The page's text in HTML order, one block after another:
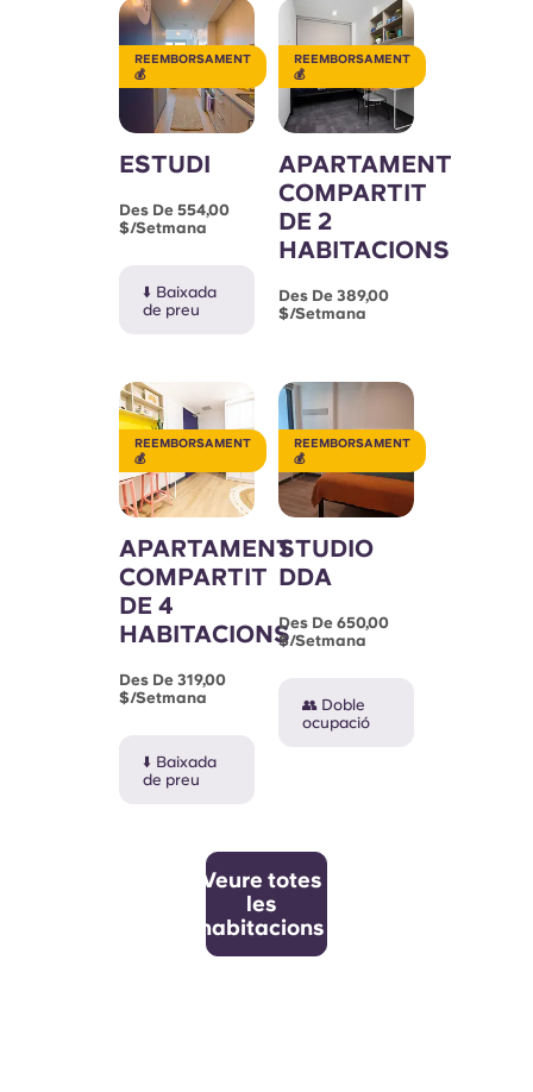
Portuguese
REEMBORSAMENT
💰
ESTUDI
Des De 554,00
$/setmana
⬇️ Baixada
de preu
REEMBORSAMENT
💰
APARTAMENT
COMPARTIT
DE 2
HABITACIONS
Des De 389,00
$/setmana
REEMBORSAMENT
💰
APARTAMENT
COMPARTIT
DE 4
HABITACIONS
Des De 319,00
$/setmana
⬇️ Baixada
de preu
REEMBORSAMENT
💰
STUDIO
DDA
Des De 650,00
$/setmana
👥 Doble
ocupació
Veure totes
les
habitacions